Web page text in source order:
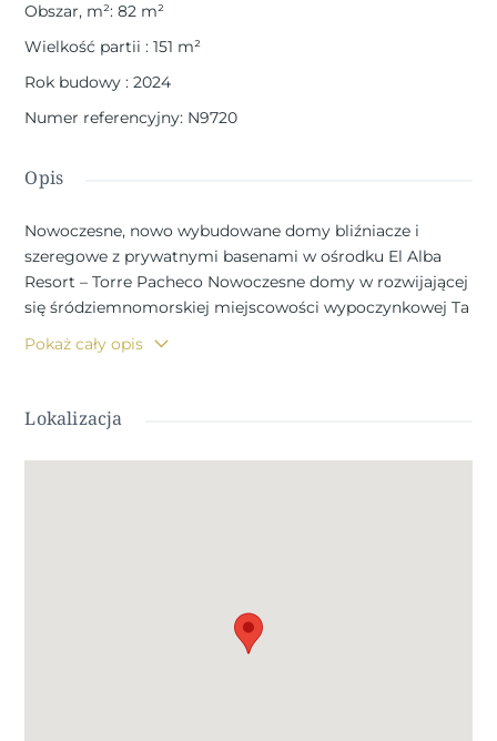
Obszar, m²: 82 m²
Wielkość partii: 151 m²
Rok budowy: 2024
Numer referencyjny: N9720
Opis
Nowoczesne, nowo wybudowane domy bliźniacze i
szeregowe z prywatnymi basenami w ośrodku El Alba
Resort – Torre Pacheco Nowoczesne domy w rozwijającej
się śródziemnomorskiej miejscowości wypoczynkowej Ta
nowa inwestycja obejmuje 16 ekskluzywnych domów
bliźniaczych i szeregowych, położonych w ośrodku El
nowoczesne nieruchomości, zaprojektowane jako domy
parterowe, stanowią idealne połączenie komfortu,
funkcjonalności i śródziemnomorskiego stylu życia na
posiada już klub towarzyski z basenem i restauracją, a
obecnie powstaje strefa handlowa, która dodatkowo
Pokaż cały opis
Lokalizacja